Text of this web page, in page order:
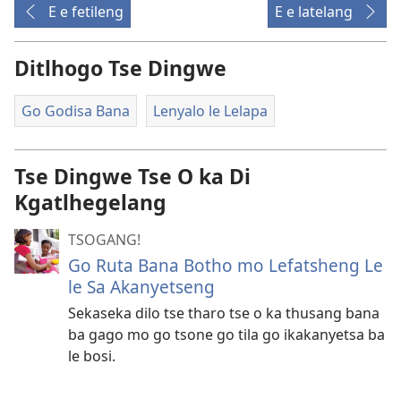
E e fetileng E e latelang
Ditlhogo Tse Dingwe
Go Godisa Bana Lenyalo le Lelapa
Tse Dingwe Tse O ka Di
Kgatlhegelang
TSOGANG!
Go Ruta Bana Botho mo Lefatsheng Le
le Sa Akanyetseng
Sekaseka dilo tse tharo tse o ka thusang bana
ba gago mo go tsone go tila go ikakanyetsa ba
le bosi.